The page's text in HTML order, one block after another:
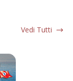
Vedi Tutti